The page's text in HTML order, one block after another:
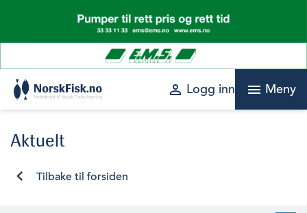
content
perm_identity Logg inn menu Meny
Aktuelt
Tilbake til forsiden